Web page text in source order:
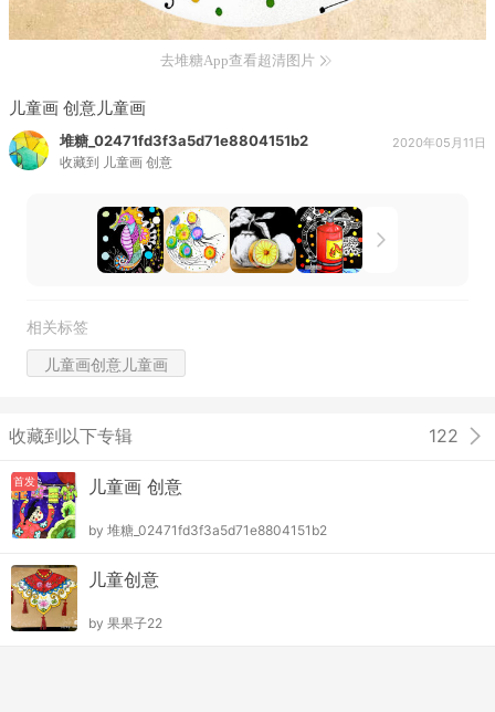
去堆糖App查看超清图片
儿童画 创意儿童画
堆糖_02471fd3f3a5d71e8804151b2
收藏到 儿童画 创意
2020年05月11日
相关标签
儿童画创意儿童画
收藏到以下专辑 122
首发 儿童画 创意
by 堆糖_02471fd3f3a5d71e8804151b2
儿童创意
by 果果子22